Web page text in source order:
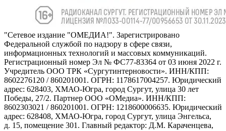
"Сетевое издание "ОМЕДИА!". Зарегистрировано
Федеральной службой по надзору в сфере связи,
информационных технологий и массовых коммуникаций.
Регистрационный номер Эл № ФС77-83364 от 03 июня 2022 г.
Учредитель ООО ТРК «Сургутинтерновости». ИНН/КПП:
8602276120 / 860201001. ОГРН: 1178617004257. Юридический
адрес: 628403, ХМАО-Югра, город Сургут, улица 30 лет
Победы, 27/2. Партнер ООО «ОМедиа». ИНН/КПП:
8602303021 / 860201001. ОГРН: 1218600006635. Юридический
адрес: 628408, ХМАО-Югра, город Сургут, улица Энгельса,
д. 15, помещение 301. Главный редактор: Д.М. Караченцева,